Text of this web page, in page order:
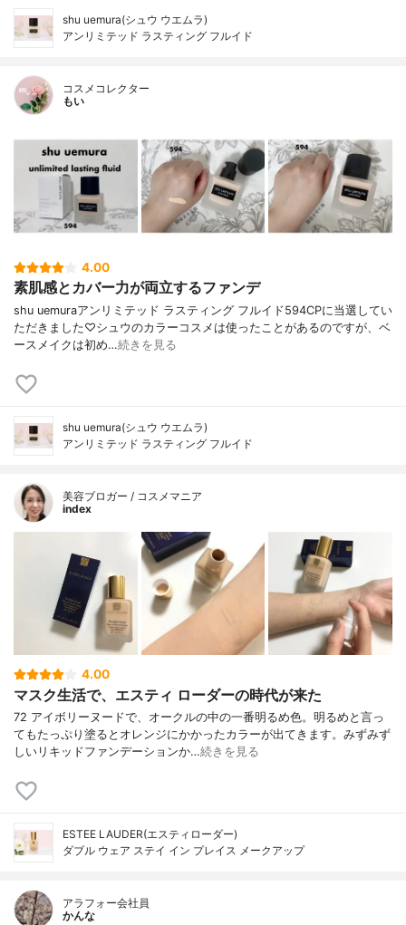
shu uemura(シュウ ウエムラ)
アンリミテッド ラスティング フルイド
コスメコレクター
もい
4.00
素肌感とカバー力が両立するファンデ
shu uemuraアンリミテッド ラスティング フルイド594CPに当選してい
ただきました♡シュウのカラーコスメは使ったことがあるのですが、ベ
ースメイクは初め…続きを見る
shu uemura(シュウ ウエムラ)
アンリミテッド ラスティング フルイド
美容ブロガー / コスメマニア
index
4.00
マスク生活で、エスティ ローダーの時代が来た
72 アイボリーヌードで、オークルの中の一番明るめ色。明るめと言っ
てもたっぷり塗るとオレンジにかかったカラーが出てきます。みずみず
しいリキッドファンデーションか…続きを見る
ESTEE LAUDER(エスティローダー)
ダブル ウェア ステイ イン プレイス メークアップ
アラフォー会社員
かんな